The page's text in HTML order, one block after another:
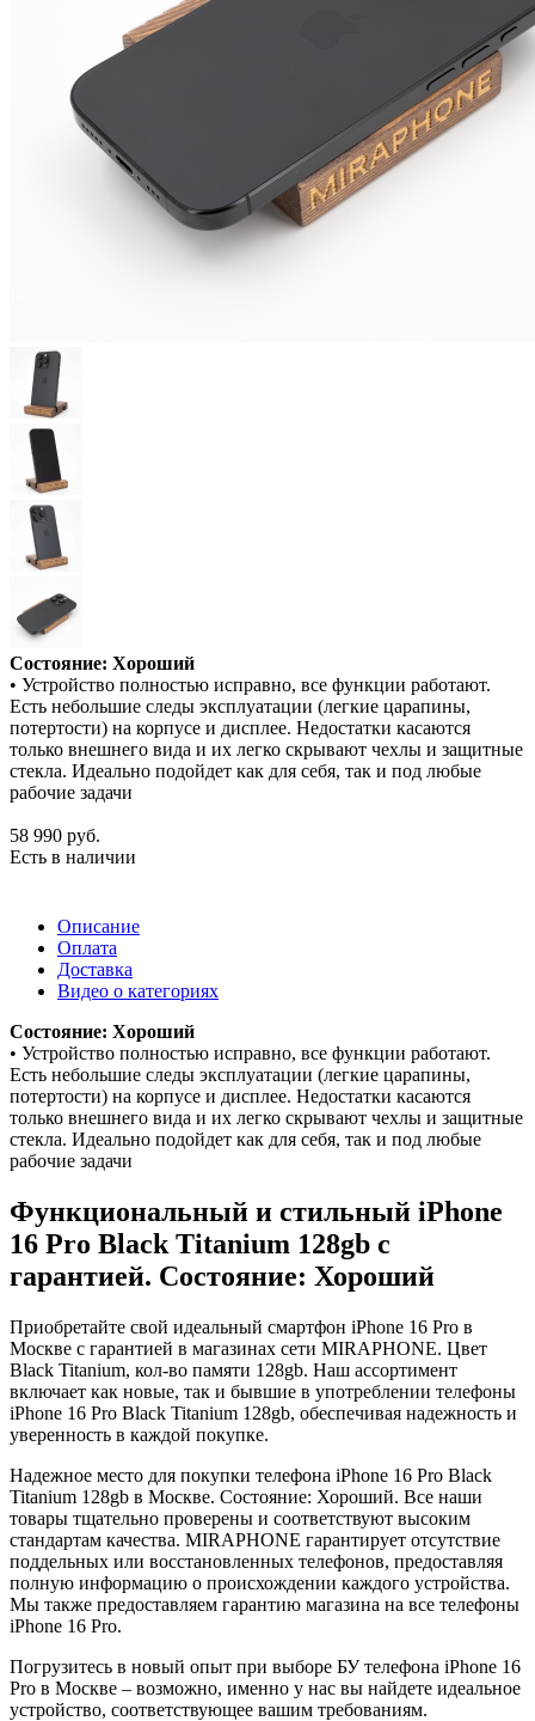
Состояние: Хороший
• Устройство полностью исправно, все функции работают.
Есть небольшие следы эксплуатации (легкие царапины,
потертости) на корпусе и дисплее. Недостатки касаются
только внешнего вида и их легко скрывают чехлы и защитные
стекла. Идеально подойдет как для себя, так и под любые
рабочие задачи
58 990 руб.
Есть в наличии
Описание
Оплата
Доставка
Видео о категориях
Состояние: Хороший
• Устройство полностью исправно, все функции работают.
Есть небольшие следы эксплуатации (легкие царапины,
потертости) на корпусе и дисплее. Недостатки касаются
только внешнего вида и их легко скрывают чехлы и защитные
стекла. Идеально подойдет как для себя, так и под любые
рабочие задачи
Функциональный и стильный iPhone
16 Pro Black Titanium 128gb с
гарантией. Состояние: Хороший
Приобретайте свой идеальный смартфон iPhone 16 Pro в
Москве с гарантией в магазинах сети MIRAPHONE. Цвет
Black Titanium, кол-во памяти 128gb. Наш ассортимент
включает как новые, так и бывшие в употреблении телефоны
iPhone 16 Pro Black Titanium 128gb, обеспечивая надежность и
уверенность в каждой покупке.
Надежное место для покупки телефона iPhone 16 Pro Black
Titanium 128gb в Москве. Состояние: Хороший. Все наши
товары тщательно проверены и соответствуют высоким
стандартам качества. MIRAPHONE гарантирует отсутствие
поддельных или восстановленных телефонов, предоставляя
полную информацию о происхождении каждого устройства.
Мы также предоставляем гарантию магазина на все телефоны
iPhone 16 Pro.
Погрузитесь в новый опыт при выборе БУ телефона iPhone 16
Pro в Москве – возможно, именно у нас вы найдете идеальное
устройство, соответствующее вашим требованиям.